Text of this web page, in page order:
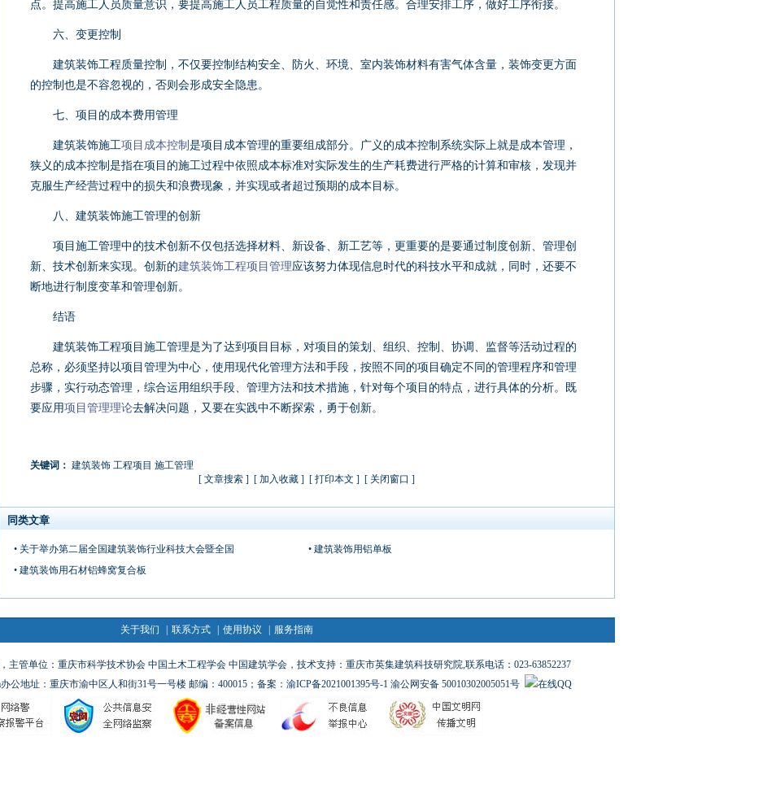
点。提高施工人员质量意识，要提高施工人员工程质量的自觉性和责任感。合理安排工序，做好工序衔接。
六、变更控制
建筑装饰工程质量控制，不仅要控制结构安全、防火、环境、室内装饰材料有害气体含量，装饰变更方面
的控制也是不容忽视的，否则会形成安全隐患。
七、项目的成本费用管理
建筑装饰施工项目成本控制 是项目成本管理的重要组成部分。广义的成本控制系统实际上就是成本管理，
狭义的成本控制是指在项目的施工过程中依照成本标准对实际发生的生产耗费进行严格的计算和审核，发现并
克服生产经营过程中的损失和浪费现象，并实现或者超过预期的成本目标。
八、建筑装饰施工管理的创新
项目施工管理中的技术创新不仅包括选择材料、新设备、新工艺等，更重要的是要通过制度创新、管理创
新、技术创新来实现。创新的建筑装饰工程项目管理应该努力体现信息时代的科技水平和成就，同时，还要不
断地进行制度变革和管理创新。
结语
建筑装饰工程项目施工管理是为了达到项目目标，对项目的策划、组织、控制、协调、监督等活动过程的
总称，必须坚持以项目管理为中心，使用现代化管理方法和手段，按照不同的项目确定不同的管理程序和管理
步骤，实行动态管理，综合运用组织手段、管理方法和技术措施，针对每个项目的特点，进行具体的分析。既
要应用项目管理理论去解决问题，又要在实践中不断探索，勇于创新。
关键词： 建筑装饰 工程项目 施工管理
[ 文章搜索 ] [ 加入收藏 ] [ 打印本文 ] [ 关闭窗口 ]
同类文章
• 关于举办第二届全国建筑装饰行业科技大会暨全国
• 建筑装饰用铝单板
• 建筑装饰用石材铝蜂窝复合板
关于我们 联系方式 使用协议 服务指南
主管单位：重庆市科学技术协会 中国土木工程学会 中国建筑学会，技术支持：重庆市英集建筑科技研究院,联系电话：023-63852237
办公地址：重庆市渝中区人和街31号一号楼 邮编：400015；备案： 渝ICP备2021001395号-1 渝公网安备 50010302005051号 在线QQ